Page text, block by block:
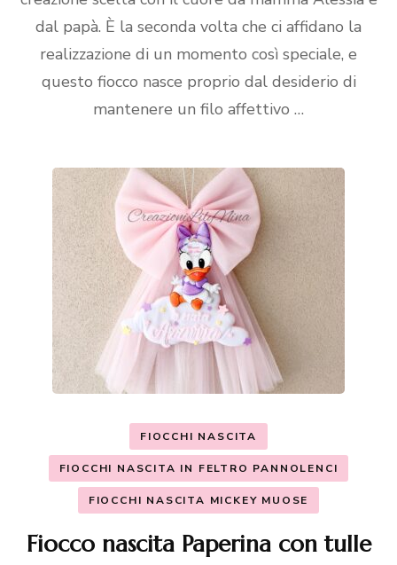
dal papà. È la seconda volta che ci affidano la
realizzazione di un momento così speciale, e
questo fiocco nasce proprio dal desiderio di
mantenere un filo affettivo …
FIOCCHI NASCITA
FIOCCHI NASCITA IN FELTRO PANNOLENCI
FIOCCHI NASCITA MICKEY MUOSE
Fiocco nascita Paperina con tulle